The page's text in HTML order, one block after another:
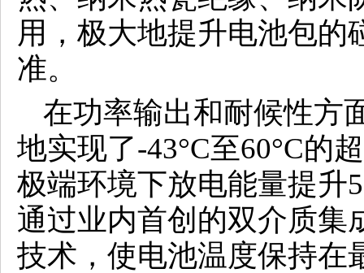
用，极大地提升电池包的
准。
在功率输出和耐候性方
地实现了-43°C至60°C的
极端环境下放电能量提升
通过业内首创的双介质集
技术，使电池温度保持在